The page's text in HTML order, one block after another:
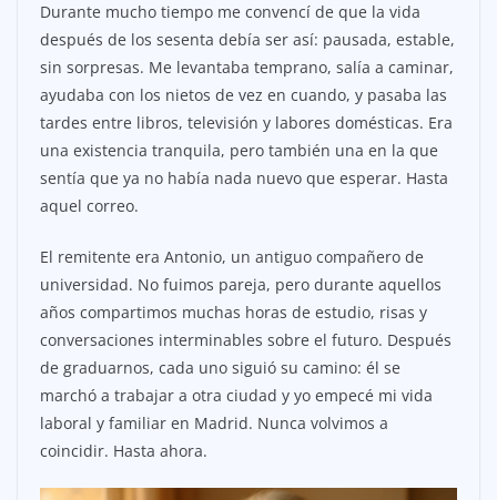
Durante mucho tiempo me convencí de que la vida
después de los sesenta debía ser así: pausada, estable,
sin sorpresas. Me levantaba temprano, salía a caminar,
ayudaba con los nietos de vez en cuando, y pasaba las
tardes entre libros, televisión y labores domésticas. Era
una existencia tranquila, pero también una en la que
sentía que ya no había nada nuevo que esperar. Hasta
aquel correo.
El remitente era Antonio, un antiguo compañero de
universidad. No fuimos pareja, pero durante aquellos
años compartimos muchas horas de estudio, risas y
conversaciones interminables sobre el futuro. Después
de graduarnos, cada uno siguió su camino: él se
marchó a trabajar a otra ciudad y yo empecé mi vida
laboral y familiar en Madrid. Nunca volvimos a
coincidir. Hasta ahora.